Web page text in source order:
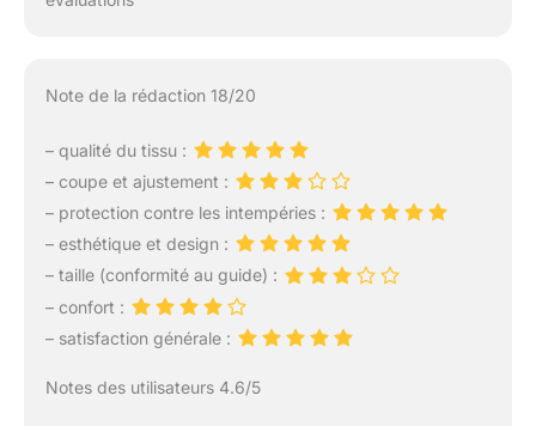
Note de la rédaction 18/20
– qualité du tissu :
– coupe et ajustement :
– protection contre les intempéries :
– esthétique et design :
– taille (conformité au guide) :
– confort :
– satisfaction générale :
Notes des utilisateurs 4.6/5